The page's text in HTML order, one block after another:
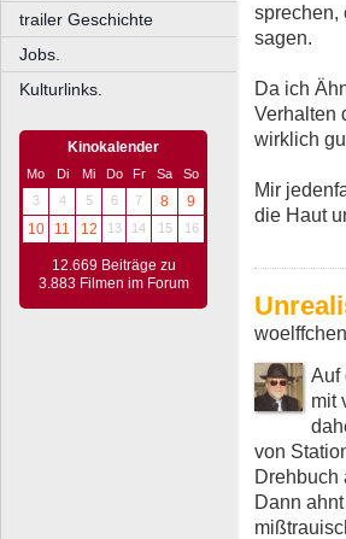
trailer Geschichte
Jobs.
Kulturlinks.
Kinokalender
Mo Di Mi Do Fr Sa
So
3
4 5 6 7 8
9
10
11 12 13 14 15 16
12.669 Beiträge zu
3.883 Filmen im Forum
sprechen,
sagen.
Da ich
Verhalten
wirklich
Mir
die Haut
Auf
mit
von
Drehbuch
Dann